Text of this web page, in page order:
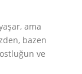
ama
bazen
ve